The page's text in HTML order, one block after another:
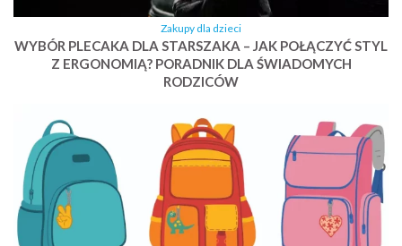
Zakupy dla dzieci
WYBÓR PLECAKA DLA STARSZAKA – JAK POŁĄCZYĆ STYL
Z ERGONOMIĄ? PORADNIK DLA ŚWIADOMYCH
RODZICÓW